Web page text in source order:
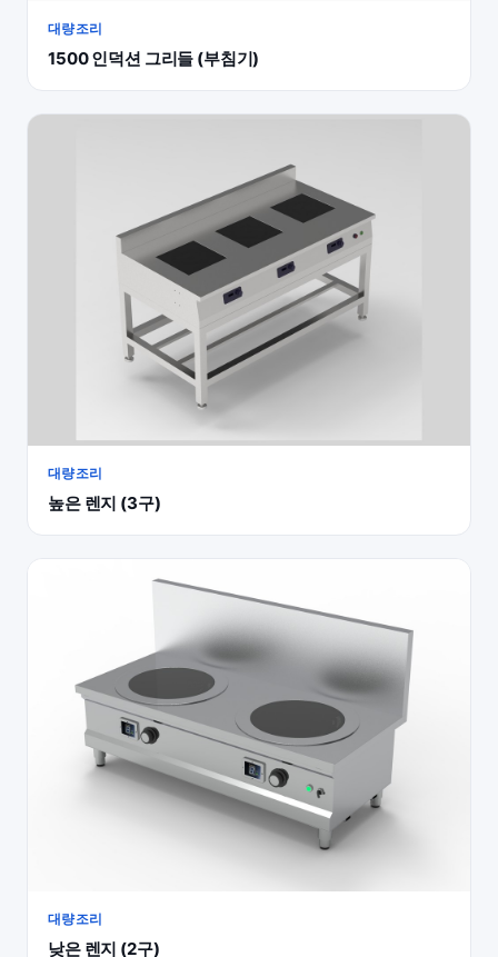
대량조리
1500 인덕션 그리들 (부침기)
대량조리
높은 렌지 (3구)
대량조리
낮은 렌지 (2구)